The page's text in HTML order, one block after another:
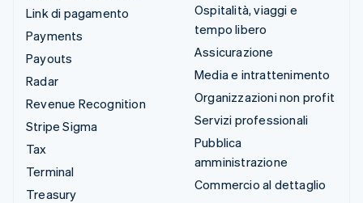
Link di pagamento
Payments
Payouts
Radar
Revenue Recognition
Stripe Sigma
Tax
Terminal
Treasury
Ospitalità, viaggi e
tempo libero
Assicurazione
Media e intrattenimento
Organizzazioni non profit
Servizi professionali
Pubblica
amministrazione
Commercio al dettaglio